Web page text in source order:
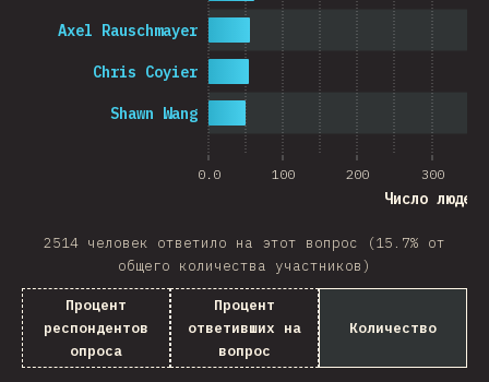
0.0 100 200 300
Число людей
Shawn Wang
Chris Coyier
Axel Rauschmayer
2514 человек ответило на этот вопрос (15.7% от
общего количества участников)
Процент
респондентов
опроса
Процент
ответивших на
вопрос
Количество